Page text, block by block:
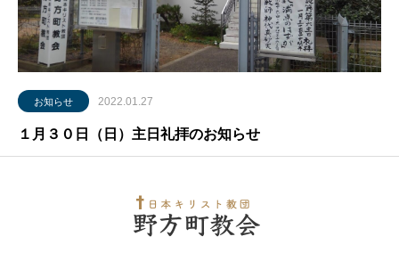
お知らせ 2022.01.27
１月３０日（日）主日礼拝のお知らせ